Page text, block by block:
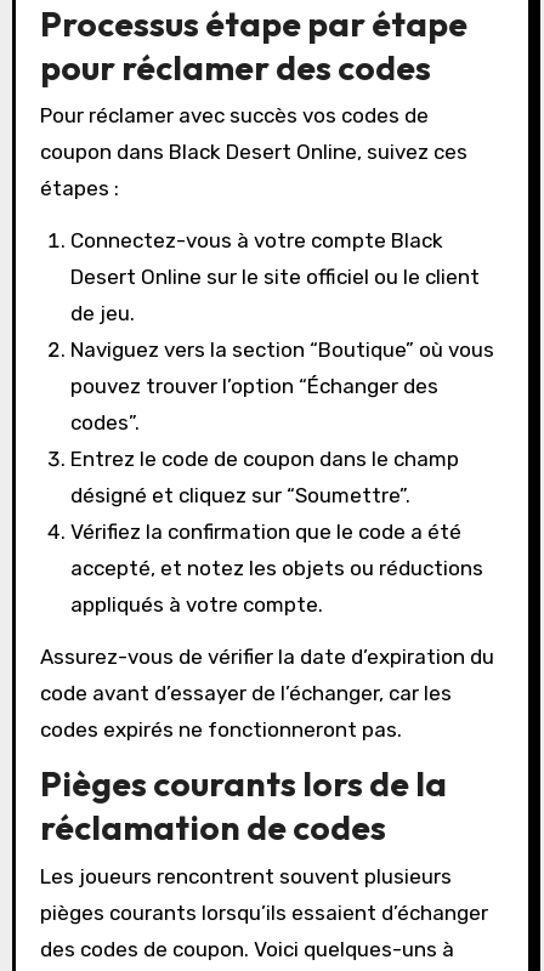
Processus étape par étape
pour réclamer des codes
Pour réclamer avec succès vos codes de
coupon dans Black Desert Online, suivez ces
étapes :
Connectez-vous à votre compte Black
Desert Online sur le site officiel ou le client
de jeu.
Naviguez vers la section “Boutique” où vous
pouvez trouver l’option “Échanger des
codes”.
Entrez le code de coupon dans le champ
désigné et cliquez sur “Soumettre”.
Vérifiez la confirmation que le code a été
accepté, et notez les objets ou réductions
appliqués à votre compte.
Assurez-vous de vérifier la date d’expiration du
code avant d’essayer de l’échanger, car les
codes expirés ne fonctionneront pas.
Pièges courants lors de la
réclamation de codes
Les joueurs rencontrent souvent plusieurs
pièges courants lorsqu’ils essaient d’échanger
des codes de coupon. Voici quelques-uns à